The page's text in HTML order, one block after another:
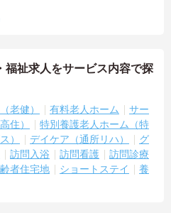
福祉求人をサービス内容で探
老健） 有料老人ホーム
サー
住）
特別養護老人ホーム（特
） デイケア（通所リハ）
グ
訪問入浴 訪問看護
訪問診療
者住宅地 ショートステイ
養